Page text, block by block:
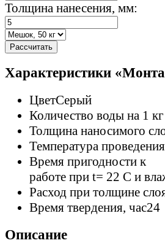
Толщина нанесения, мм:
Рассчитать
Характеристики
ЦветСерый
Количество воды на 1
Толщина наносимого
Температура
Время пригодности к
работе при t= 22 C и
Расход при толщине
Время твердения, час24
Описание